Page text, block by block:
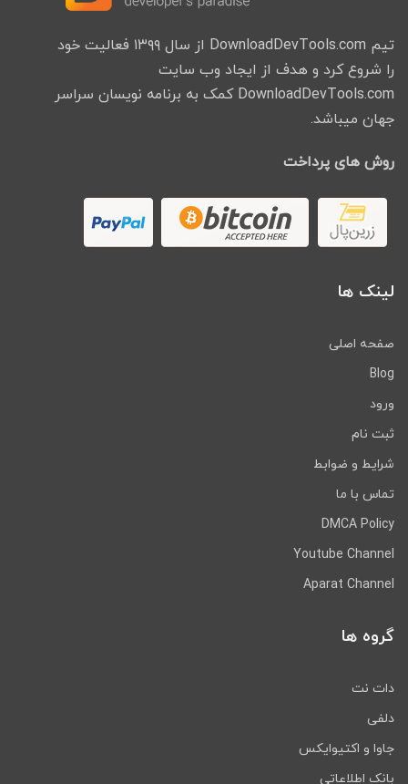
تیم DownloadDevTools.com از سال ۱۳۹۹ فعالیت خود
را شروع کرد و هدف از ایجاد وب سایت
DownloadDevTools.com کمک به برنامه نویسان سراسر
جهان میباشد.
روش های پرداخت
لینک ها
صفحه اصلی
Blog
ورود
ثبت نام
شرایط و ضوابط
تماس با ما
DMCA Policy
Youtube Channel
Aparat Channel
گروه ها
دات نت
دلفی
جاوا و اکتیوایکس
بانک اطلاعاتی